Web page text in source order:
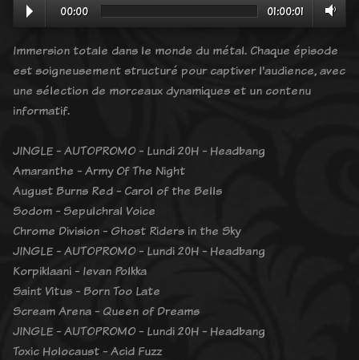
00:00 01:00:01
Immersion totale dans le monde du métal. Chaque épisode
est soigneusement structuré pour captiver l'audience, avec
une sélection de morceaux dynamiques et un contenu
informatif.
JINGLE - AUTOPROMO - Lundi 20H - Headbang
Amaranthe - Army Of The Night
August Burns Red - Carol of the Bells
Sodom - Sepulchral Voice
Chrome Division - Ghost Riders in the Sky
JINGLE - AUTOPROMO - Lundi 20H - Headbang
Korpiklaani - Ievan Polkka
Saint Vitus - Born Too Late
Scream Arena - Queen of Dreams
JINGLE - AUTOPROMO - Lundi 20H - Headbang
Toxic Holocaust - Acid Fuzz